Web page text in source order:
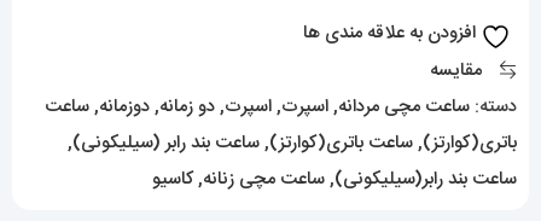
Shock
020127
افزودن به علاقه مندی ها
مقایسه
دسته: ساعت مچی مردانه,اسپرت,اسپرت,دو زمانه,دوزمانه,ساعت
باتری(کوارتز),ساعت باتری(کوارتز),ساعت بند رابر (سیلیکونی),
ساعت بند رابر(سیلیکونی),ساعت مچی زنانه,کاسیو